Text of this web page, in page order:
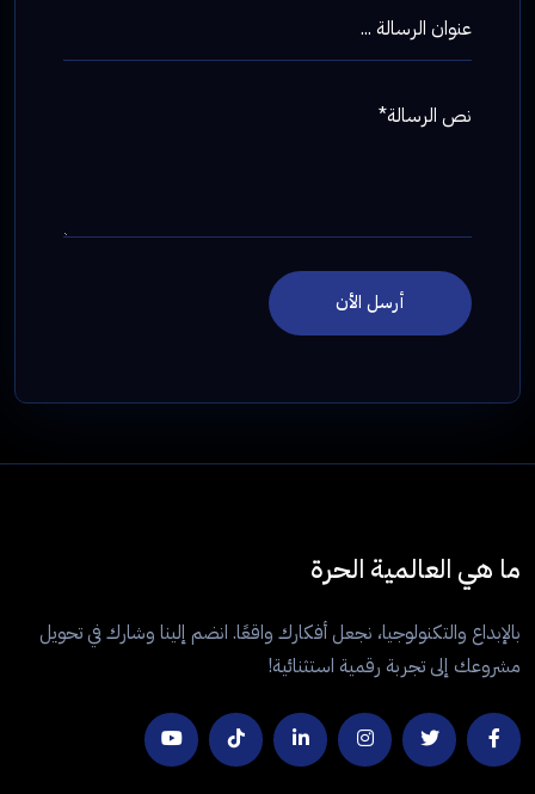
عنوان الرسالة ...
نص الرسالة*
أرسل الأن
ما هي العالمية الحرة
بالإبداع والتكنولوجيا، نجعل أفكارك واقعًا. انضم إلينا وشارك في تحويل
مشروعك إلى تجربة رقمية استثنائية!